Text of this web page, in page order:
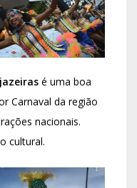
é uma boa
Carnaval da região
nacionais.
cultural.